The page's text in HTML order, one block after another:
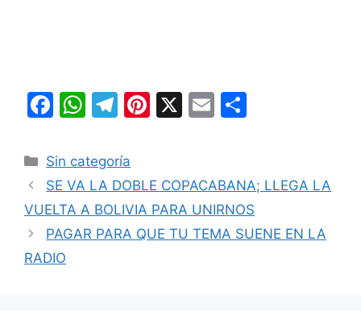
F
c
e
b
o
o
W
at
s
A
p
T
e
gr
a
m
Pi
e
st
X
E
l
p
ar
tir
Categorías
Sin categoría
SE VA LA DOBLE COPACABANA; LLEGA LA
VUELTA A BOLIVIA PARA UNIRNOS
PAGAR PARA QUE TU TEMA SUENE EN LA
RADIO